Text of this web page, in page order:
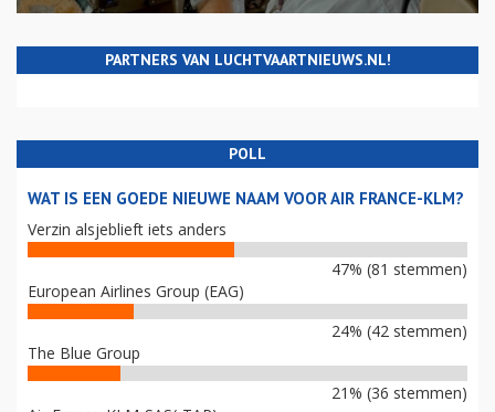
PARTNERS VAN LUCHTVAARTNIEUWS.NL!
POLL
WAT IS EEN GOEDE NIEUWE NAAM VOOR AIR FRANCE-KLM?
Verzin alsjeblieft iets anders
47% (81 stemmen)
European Airlines Group (EAG)
24% (42 stemmen)
The Blue Group
21% (36 stemmen)